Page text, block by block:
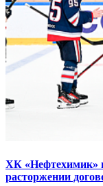
ХК «Нефтехимик»
расторжении